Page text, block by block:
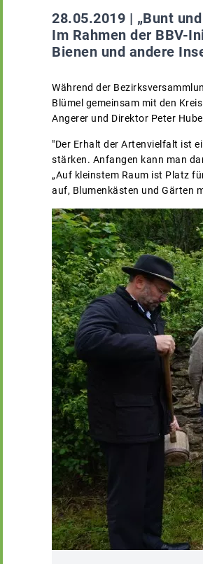
28.05.2019 | „Bunt
Im Rahmen der BBV-
Bienen und andere
Während der
Blümel gemeinsam mit den
Angerer und Direktor Peter
"Der Erhalt der Artenvielfalt ist
stärken. Anfangen kann man
„Auf kleinstem Raum ist Platz
auf, Blumenkästen und Gärten